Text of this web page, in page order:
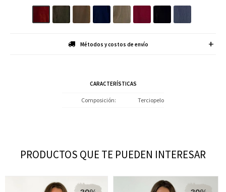
Métodos y costos de envío
CARACTERÍSTICAS
Composición Terciopelo
PRODUCTOS QUE TE PUEDEN INTERESAR